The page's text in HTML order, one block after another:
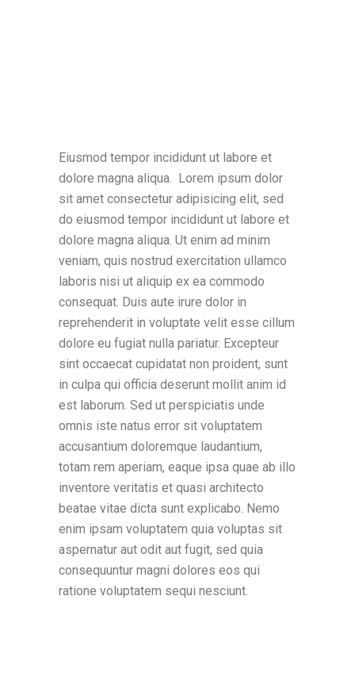
Eiusmod tempor incididunt ut labore et
dolore magna aliqua. Lorem ipsum dolor
sit amet consectetur adipisicing elit, sed
do eiusmod tempor incididunt ut labore et
dolore magna aliqua. Ut enim ad minim
veniam, quis nostrud exercitation ullamco
laboris nisi ut aliquip ex ea commodo
consequat. Duis aute irure dolor in
reprehenderit in voluptate velit esse cillum
dolore eu fugiat nulla pariatur. Excepteur
sint occaecat cupidatat non proident, sunt
in culpa qui officia deserunt mollit anim id
est laborum. Sed ut perspiciatis unde
omnis iste natus error sit voluptatem
accusantium doloremque laudantium,
totam rem aperiam, eaque ipsa quae ab illo
inventore veritatis et quasi architecto
beatae vitae dicta sunt explicabo. Nemo
enim ipsam voluptatem quia voluptas sit
aspernatur aut odit aut fugit, sed quia
consequuntur magni dolores eos qui
ratione voluptatem sequi nesciunt.